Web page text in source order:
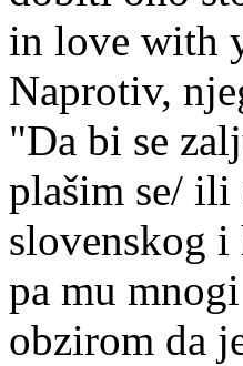
in love with
Naprotiv,
"Da bi se
plašim se/ ili
slovenskog
pa mu
obzirom da